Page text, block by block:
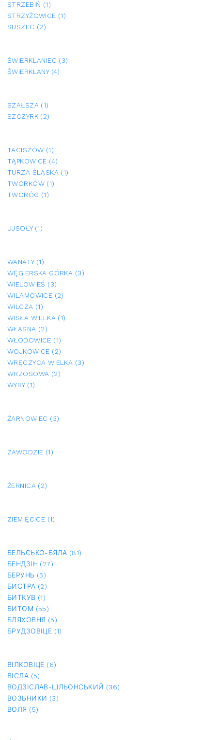
STRZEBIŃ (1)
STRZYŻOWICE (1)
SUSZEC (2)
ŚWIERKLANIEC (3)
ŚWIERKLANY (4)
SZAŁSZA (1)
SZCZYRK (2)
TACISZÓW (1)
TĄPKOWICE (4)
TURZA ŚLĄSKA (1)
TWORKÓW (1)
TWORÓG (1)
UJSOŁY (1)
WANATY (1)
WĘGIERSKA GÓRKA (3)
WIELOWIEŚ (3)
WILAMOWICE (2)
WILCZA (1)
WISŁA WIELKA (1)
WŁASNA (2)
WŁODOWICE (1)
WOJKOWICE (2)
WRĘCZYCA WIELKA (3)
WRZOSOWA (2)
WYRY (1)
ŻARNOWIEC (3)
ZAWODZIE (1)
ŻERNICA (2)
ZIEMIĘCICE (1)
БЕЛЬСЬКО-БЯЛА (81)
БЕНДЗІН (27)
БЕРУНЬ (5)
БИСТРА (2)
БИТКУВ (1)
БИТОМ (55)
БЛЯХОВНЯ (5)
БРУДЗОВІЦЕ (1)
ВІЛКОВІЦЕ (6)
ВІСЛА (5)
ВОДЗІСЛАВ-ШЛЬОНСЬКИЙ (36)
ВОЗЬНИКИ (3)
ВОЛЯ (5)